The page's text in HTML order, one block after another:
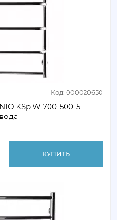
Код: 000020650
KSp W 700-500-5
КУПИТЬ